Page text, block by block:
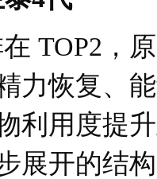
TOP2，原
力恢复、
利用度提
展开的结